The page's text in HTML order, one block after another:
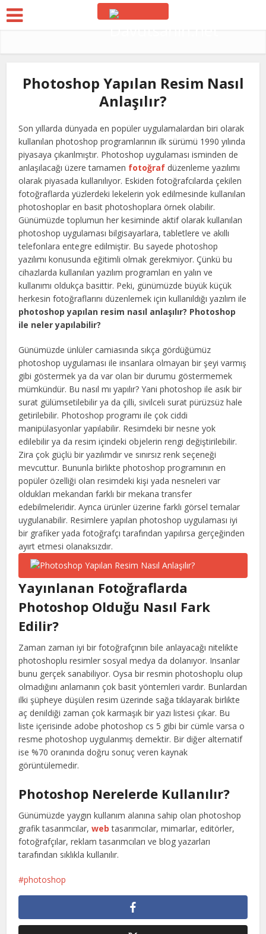
Photoshop Yapılan Resim Nasıl
Anlaşılır?
Son yıllarda dünyada en popüler uygulamalardan biri olarak
kullanılan photoshop programlarının ilk sürümü 1990 yılında
piyasaya çıkarılmıştır. Photoshop uygulaması isminden de
anlaşılacağı üzere tamamen fotoğraf düzenleme yazılımı
olarak piyasada kullanılıyor. Eskiden fotoğrafcılarda çekilen
fotoğraflarda yüzlerdeki lekelerin yok edilmesinde kullanılan
photoshoplar en basit photoshoplara örnek olabilir.
Günümüzde toplumun her kesiminde aktif olarak kullanılan
photoshop uygulaması bilgisayarlara, tabletlere ve akıllı
telefonlara entegre edilmiştir. Bu sayede photoshop
yazılımı konusunda eğitimli olmak gerekmiyor. Çünkü bu
cihazlarda kullanılan yazılım programları en yalın ve
kullanımı oldukça basittir. Peki, günümüzde büyük küçük
herkesin fotoğraflarını düzenlemek için kullanıldığı yazılım ile
photoshop yapılan resim nasıl anlaşılır? Photoshop
ile neler yapılabilir?
Günümüzde ünlüler camiasında sıkça gördüğümüz
photoshop uygulaması ile insanlara olmayan bir şeyi varmış
gibi göstermek ya da var olan bir durumu göstermemek
mümkündür. Bu nasıl mı yapılır? Yani photoshop ile asık bir
surat gülümsetilebilir ya da çilli, sivilceli surat pürüzsüz hale
getirilebilir. Photoshop programı ile çok ciddi
manipülasyonlar yapılabilir. Resimdeki bir nesne yok
edilebilir ya da resim içindeki objelerin rengi değiştirilebilir.
Zira çok güçlü bir yazılımdır ve sınırsız renk seçeneği
mevcuttur. Bununla birlikte photoshop programının en
popüler özelliği olan resimdeki kişi yada nesneleri var
oldukları mekandan farklı bir mekana transfer
edebilmeleridir. Ayrıca ürünler üzerine farklı görsel temalar
uygulanabilir. Resimlere yapılan photoshop uygulaması iyi
bir grafiker yada fotoğrafçı tarafından yapılırsa gerçeğinden
ayırt etmesi olanaksızdır.
Yayınlanan Fotoğraflarda
Photoshop Olduğu Nasıl Fark
Edilir?
Zaman zaman iyi bir fotoğrafçının bile anlayacağı nitelikte
photoshoplu resimler sosyal medya da dolanıyor. Insanlar
bunu gerçek sanabiliyor. Oysa bir resmin photoshoplu olup
olmadığını anlamanın çok basit yöntemleri vardır. Bunlardan
ilki şüpheye düşülen resim üzerinde sağa tıklayarak birlikte
aç denildiği zaman çok karmaşık bir yazı listesi çıkar. Bu
liste içerisinde adobe photoshop cs 5 gibi bir cümle varsa o
resme photoshop uygulanmış demektir. Bir diğer alternatif
ise %70 oranında doğru sonuç veren kaynak
görüntülemedir.
Photoshop Nerelerde Kullanılır?
Günümüzde yaygın kullanım alanına sahip olan photoshop
grafik tasarımcılar,web tasarımcılar, mimarlar, editörler,
fotoğrafçılar, reklam tasarımcıları ve blog yazarları
tarafından sıklıkla kullanılır.
photoshop